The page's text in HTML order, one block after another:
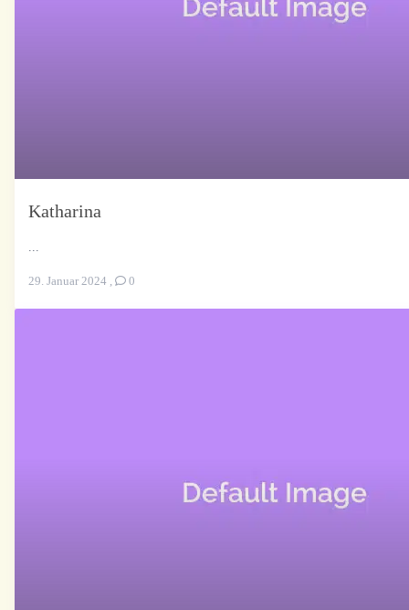
Katharina
...
29. Januar 2024 , 0